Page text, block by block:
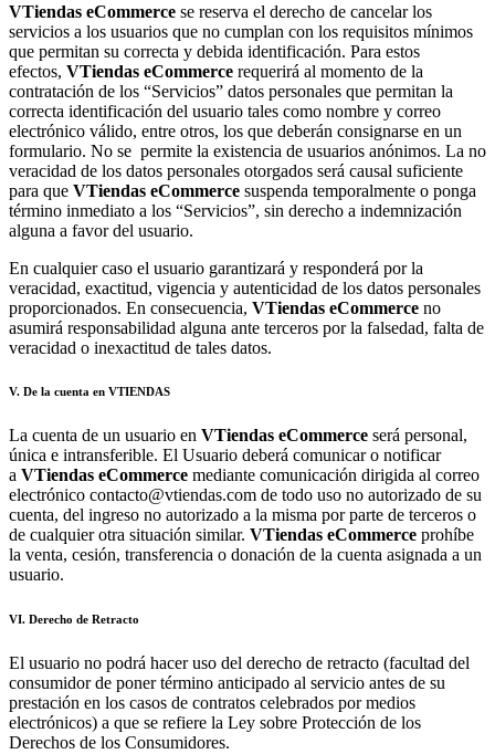
VTiendas eCommerce se reserva el derecho de cancelar los
servicios a los usuarios que no cumplan con los requisitos mínimos
que permitan su correcta y debida identificación. Para estos
efectos, VTiendas eCommerce requerirá al momento de la
contratación de los “Servicios” datos personales que permitan la
correcta identificación del usuario tales como nombre y correo
electrónico válido, entre otros, los que deberán consignarse en un
formulario. No se permite la existencia de usuarios anónimos. La no
veracidad de los datos personales otorgados será causal suficiente
para que VTiendas eCommerce suspenda temporalmente o ponga
término inmediato a los “Servicios”, sin derecho a indemnización
alguna a favor del usuario.
En cualquier caso el usuario garantizará y responderá por la
veracidad, exactitud, vigencia y autenticidad de los datos personales
proporcionados. En consecuencia, VTiendas eCommerce no
asumirá responsabilidad alguna ante terceros por la falsedad, falta de
veracidad o inexactitud de tales datos.
V. De la cuenta en VTIENDAS
La cuenta de un usuario en VTiendas eCommerce será personal,
única e intransferible. El Usuario deberá comunicar o notificar
a VTiendas eCommerce mediante comunicación dirigida al correo
electrónico contacto@vtiendas.com de todo uso no autorizado de su
cuenta, del ingreso no autorizado a la misma por parte de terceros o
de cualquier otra situación similar. VTiendas eCommerce prohíbe
la venta, cesión, transferencia o donación de la cuenta asignada a un
usuario.
VI. Derecho de Retracto
El usuario no podrá hacer uso del derecho de retracto (facultad del
consumidor de poner término anticipado al servicio antes de su
prestación en los casos de contratos celebrados por medios
electrónicos) a que se refiere la Ley sobre Protección de los
Derechos de los Consumidores.